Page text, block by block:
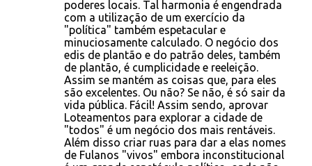
poderes locais. Tal harmonia é engendrada
com a utilização de um exercício da
"política" também espetacular e
minuciosamente calculado. O negócio dos
edis de plantão e do patrão deles, também
de plantão, é cumplicidade e reeleição.
Assim se mantém as coisas que, para eles
são excelentes. Ou não? Se não, é só sair da
vida pública. Fácil! Assim sendo, aprovar
Loteamentos para explorar a cidade de
"todos" é um negócio dos mais rentáveis.
Além disso criar ruas para dar a elas nomes
de Fulanos "vivos" embora inconstitucional